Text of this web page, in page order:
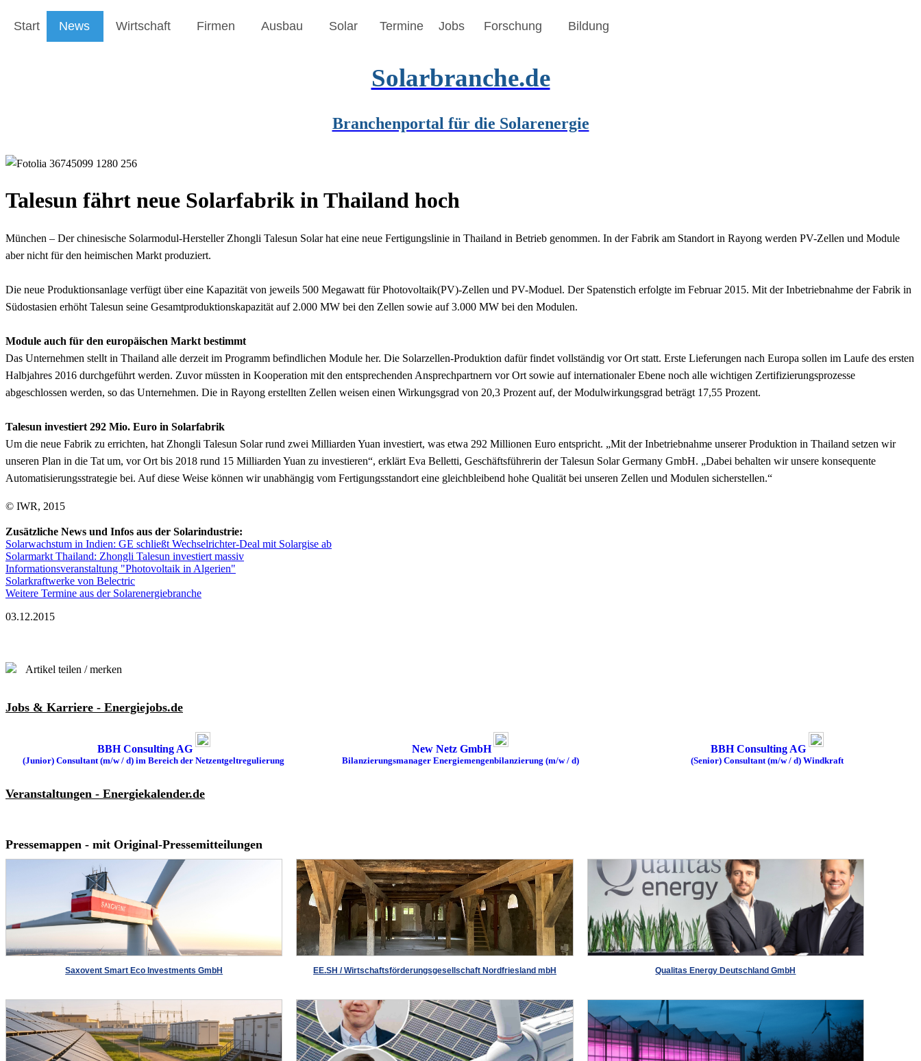
Start News Wirtschaft Firmen Ausbau Solar Termine Jobs Forschung Bildung
Solarbranche.de
Branchenportal für die Solarenergie
Talesun fährt neue Solarfabrik in Thailand hoch
München – Der chinesische Solarmodul-Hersteller Zhongli Talesun Solar hat eine neue Fertigungslinie in Thailand in Betrieb genommen. In der Fabrik am Standort in Rayong werden PV-Zellen und Module
aber nicht für den heimischen Markt produziert.
Die neue Produktionsanlage verfügt über eine Kapazität von jeweils 500 Megawatt für Photovoltaik(PV)-Zellen und PV-Moduel. Der Spatenstich erfolgte im Februar 2015. Mit der Inbetriebnahme der Fabrik in
Südostasien erhöht Talesun seine Gesamtproduktionskapazität auf 2.000 MW bei den Zellen sowie auf 3.000 MW bei den Modulen.
Module auch für den europäischen Markt bestimmt
Das Unternehmen stellt in Thailand alle derzeit im Programm befindlichen Module her. Die Solarzellen-Produktion dafür findet vollständig vor Ort statt. Erste Lieferungen nach Europa sollen im Laufe des ersten
Halbjahres 2016 durchgeführt werden. Zuvor müssten in Kooperation mit den entsprechenden Ansprechpartnern vor Ort sowie auf internationaler Ebene noch alle wichtigen Zertifizierungsprozesse
abgeschlossen werden, so das Unternehmen. Die in Rayong erstellten Zellen weisen einen Wirkungsgrad von 20,3 Prozent auf, der Modulwirkungsgrad beträgt 17,55 Prozent.
Talesun investiert 292 Mio. Euro in Solarfabrik
Um die neue Fabrik zu errichten, hat Zhongli Talesun Solar rund zwei Milliarden Yuan investiert, was etwa 292 Millionen Euro entspricht. „Mit der Inbetriebnahme unserer Produktion in Thailand setzen wir
unseren Plan in die Tat um, vor Ort bis 2018 rund 15 Milliarden Yuan zu investieren“, erklärt Eva Belletti, Geschäftsführerin der Talesun Solar Germany GmbH. „Dabei behalten wir unsere konsequente
Automatisierungsstrategie bei. Auf diese Weise können wir unabhängig vom Fertigungsstandort eine gleichbleibend hohe Qualität bei unseren Zellen und Modulen sicherstellen.“
© IWR, 2015
Zusätzliche News und Infos aus der Solarindustrie:
Solarwachstum in Indien: GE schließt Wechselrichter-Deal mit Solargise ab
Solarmarkt Thailand: Zhongli Talesun investiert massiv
Informationsveranstaltung "Photovoltaik in Algerien"
Solarkraftwerke von Belectric
Weitere Termine aus der Solarenergiebranche
03.12.2015
Artikel teilen / merken
Jobs & Karriere - Energiejobs.de
BBH Consulting AG
(Junior) Consultant (m/w / d) im Bereich der Netzentgeltregulierung
New Netz GmbH
Bilanzierungsmanager Energiemengenbilanzierung (m/w / d)
BBH Consulting AG
(Senior) Consultant (m/w / d) Windkraft
Veranstaltungen - Energiekalender.de
Pressemappen - mit Original-Pressemitteilungen
Saxovent Smart Eco Investments GmbH EE.SH / Wirtschaftsförderungsgesellschaft Nordfriesland mbH Qualitas Energy Deutschland GmbH